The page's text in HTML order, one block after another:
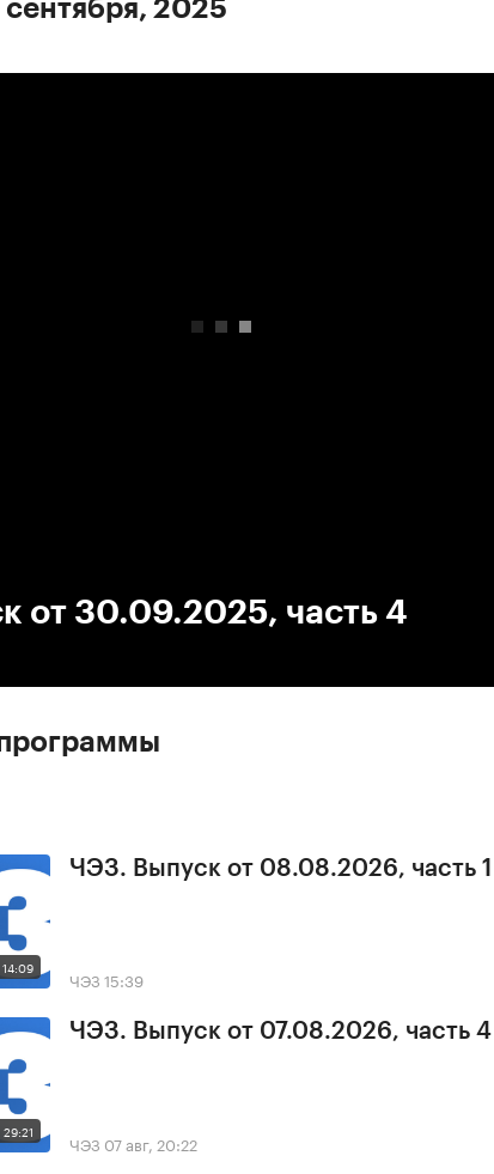
2025
от 30.09.2025, часть 4
14:09
ЧЭЗ. Выпуск от 08.08.2026, часть 1
ЧЭЗ 15:39
29:21
ЧЭЗ. Выпуск от 07.08.2026, часть 4
ЧЭЗ 07 авг, 20:22